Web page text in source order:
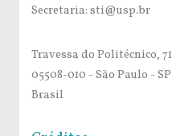
Secretaria: sti@usp.br
Travessa do Politécnico, 71
05508-010 - São Paulo - SP
Brasil